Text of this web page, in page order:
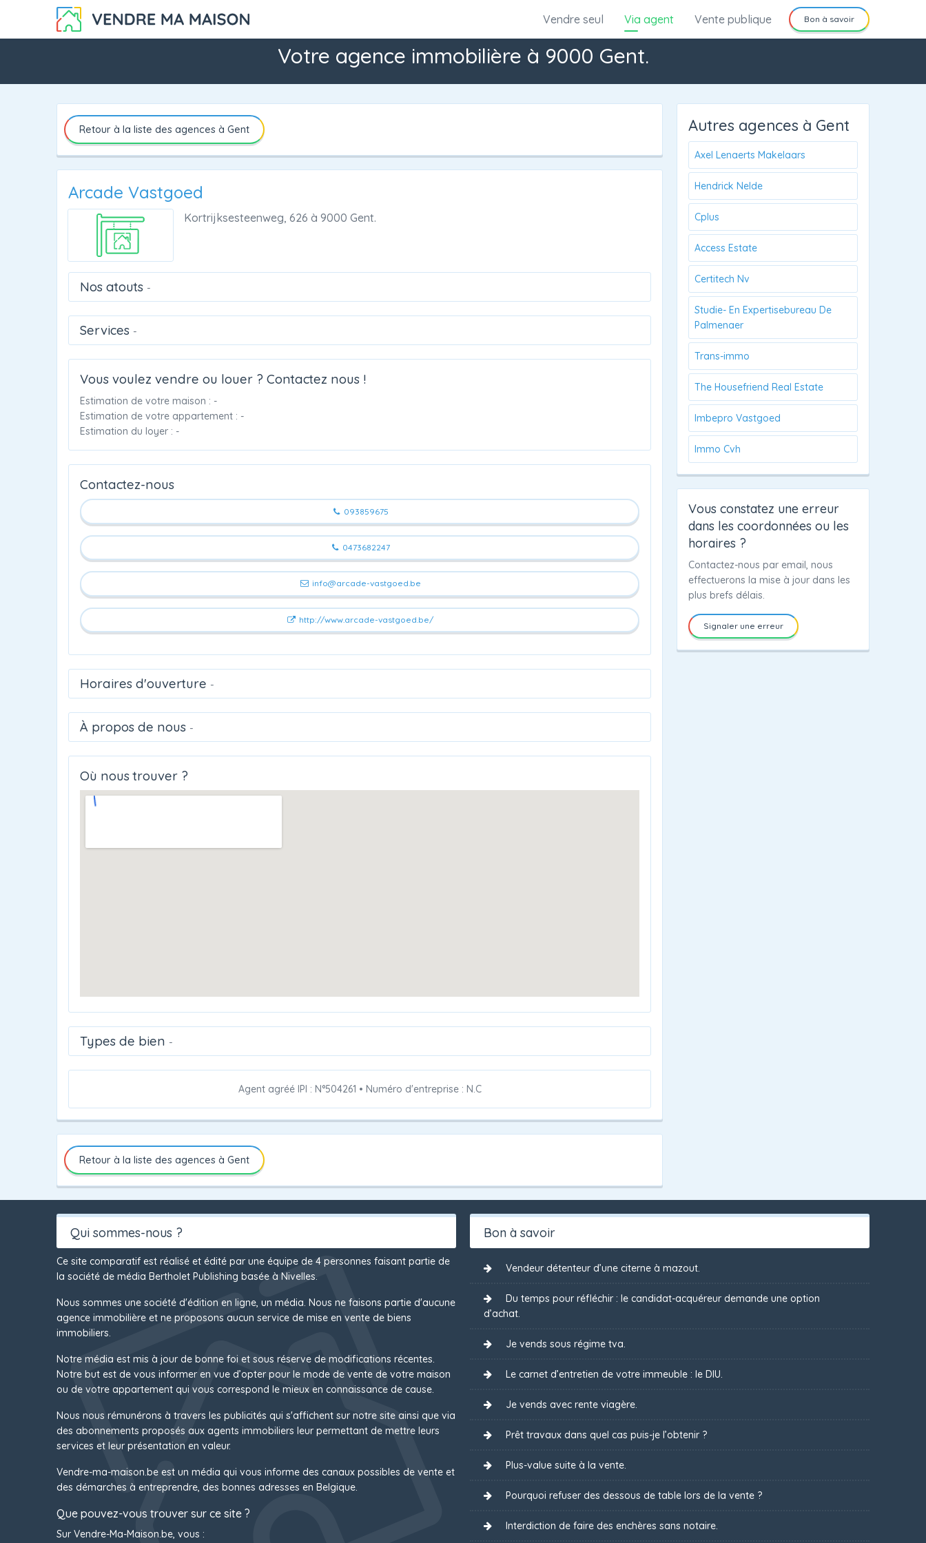
Vendre seul Via agent Vente publique Bon à savoir
Votre agence immobilière à 9000 Gent.
Retour à la liste des agences à Gent
Arcade Vastgoed
Kortrijksesteenweg, 626 à 9000 Gent.
Nos atouts -
Services -
Vous voulez vendre ou louer ? Contactez nous !
Estimation de votre maison : -
Estimation de votre appartement : -
Estimation du loyer : -
Contactez-nous
093859675
0473682247
info@arcade-vastgoed.be
http://www.arcade-vastgoed.be/
Horaires d'ouverture -
À propos de nous -
Où nous trouver ?
Types de bien -
Agent agréé IPI : N°504261 • Numéro d'entreprise : N.C
Retour à la liste des agences à Gent
Autres agences à Gent
Axel Lenaerts Makelaars
Hendrick Nelde
Cplus
Access Estate
Certitech Nv
Studie- En Expertisebureau De
Palmenaer
Trans-immo
The Housefriend Real Estate
Imbepro Vastgoed
Immo Cvh
Vous constatez une erreur
dans les coordonnées ou les
horaires ?
Contactez-nous par email, nous
effectuerons la mise à jour dans les
plus brefs délais.
Signaler une erreur
Qui sommes-nous ?
Ce site comparatif est réalisé et édité par une équipe de 4 personnes faisant partie de
la société de média Bertholet Publishing basée à Nivelles.
Nous sommes une société d'édition en ligne, un média. Nous ne faisons partie d'aucune
agence immobilière et ne proposons aucun service de mise en vente de biens
immobiliers.
Notre média est mis à jour de bonne foi et sous réserve de modifications récentes.
Notre but est de vous informer en vue d’opter pour le mode de vente de votre maison
ou de votre appartement qui vous correspond le mieux en connaissance de cause.
Nous nous rémunérons à travers les publicités qui s'affichent sur notre site ainsi que via
des abonnements proposés aux agents immobiliers leur permettant de mettre leurs
services et leur présentation en valeur.
Vendre-ma-maison.be est un média qui vous informe des canaux possibles de vente et
des démarches à entreprendre, des bonnes adresses en Belgique.
Que pouvez-vous trouver sur ce site ?
Sur Vendre-Ma-Maison.be, vous :
Bon à savoir
Vendeur détenteur d’une citerne à mazout.
Du temps pour réfléchir : le candidat-acquéreur demande une option
d’achat.
Je vends sous régime tva.
Le carnet d’entretien de votre immeuble : le DIU.
Je vends avec rente viagère.
Prêt travaux dans quel cas puis-je l’obtenir ?
Plus-value suite à la vente.
Pourquoi refuser des dessous de table lors de la vente ?
Interdiction de faire des enchères sans notaire.